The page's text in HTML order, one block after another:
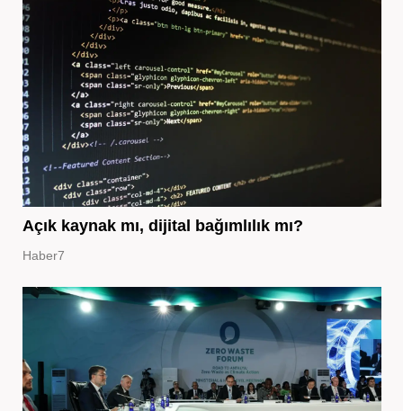
Açık kaynak mı, dijital bağımlılık mı?
Haber7